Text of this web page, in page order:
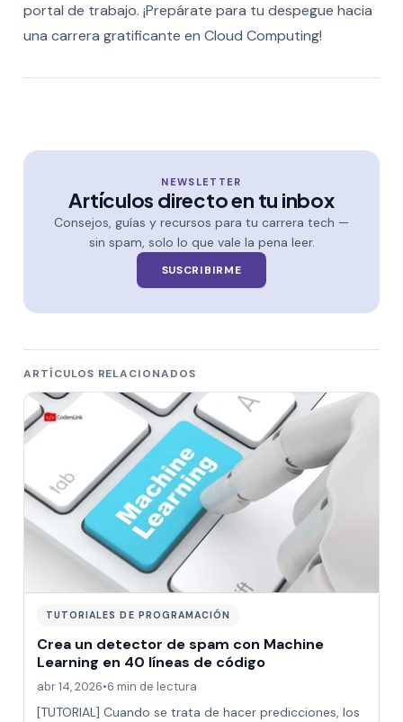
portal de trabajo. ¡Prepárate para tu despegue hacia
una carrera gratificante en Cloud Computing!
NEWSLETTER
Artículos directo en tu inbox
Consejos, guías y recursos para tu carrera tech —
sin spam, solo lo que vale la pena leer.
SUSCRIBIRME
ARTÍCULOS RELACIONADOS
TUTORIALES DE PROGRAMACIÓN
Crea un detector de spam con Machine
Learning en 40 líneas de código
abr 14, 2026•6 min de lectura
[TUTORIAL] Cuando se trata de hacer predicciones, los